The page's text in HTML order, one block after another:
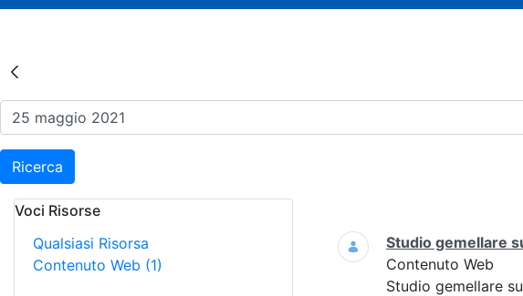
Risultati della Ricerca - Eventi
Ricerca
Voci Risorse
Qualsiasi Risorsa
Contenuto Web (1)
Ricerca
Studio gemellare
Contenuto Web
Studio gemellare